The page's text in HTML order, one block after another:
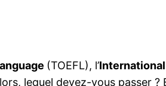
(TOEFL), l’
lequel devez-vous passer